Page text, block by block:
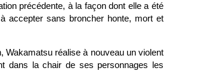
précédente, à la façon dont elle a été
accepter sans broncher honte, mort et
Wakamatsu réalise à nouveau un violent
dans la chair de ses personnages les